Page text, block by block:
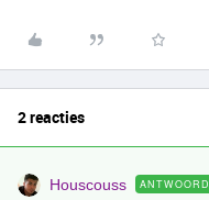
2 reacties
Houscouss ANTWOORD